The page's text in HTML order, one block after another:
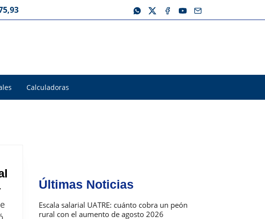
Calculadoras
El
Banco
Central
Últimas Noticias
Escala salarial UATRE: cuánto cobra un peón
rural con el aumento de agosto 2026